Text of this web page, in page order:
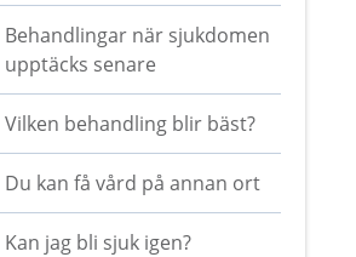
Behandlingar när sjukdomen
upptäcks senare
Vilken behandling blir bäst?
Du kan få vård på annan ort
Kan jag bli sjuk igen?